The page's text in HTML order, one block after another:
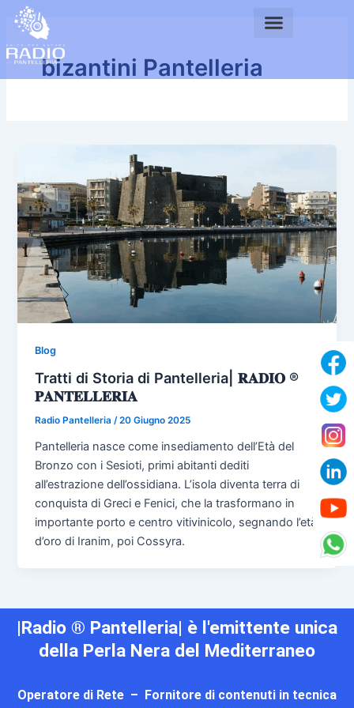
contenuto
bizantini Pantelleria
Blog
Tratti di Storia di Pantelleria| 𝐑𝐀𝐃𝐈𝐎 ®
𝐏𝐀𝐍𝐓𝐄𝐋𝐋𝐄𝐑𝐈𝐀
Radio Pantelleria /20 Giugno 2025
Pantelleria nasce come insediamento dell’Età del
Bronzo con i Sesioti, primi abitanti dediti
all’estrazione dell’ossidiana. L’isola diventa terra di
conquista di Greci e Fenici, che la trasformano in
importante porto e centro vitivinicolo, segnando l’età
d’oro di Iranim, poi Cossyra.
|Radio ® Pantelleria| è l'emittente unica
della Perla Nera del Mediterraneo
Operatore di Rete – Fornitore di contenuti in tecnica